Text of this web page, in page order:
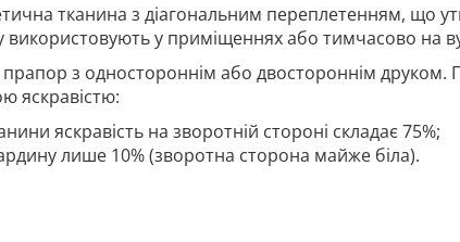
тканина з діагональним переплетенням, що
у приміщеннях або тимчасово на
з одностороннім або двостороннім друком.
яскравістю:
яскравість на зворотній стороні складає 75%;
лише 10% (зворотна сторона майже біла).